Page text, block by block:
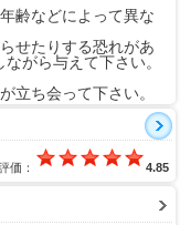
齢などによって異な
せたりする恐れがあ
がら与えて下さい。
立ち会って下さい。
価： 4.85